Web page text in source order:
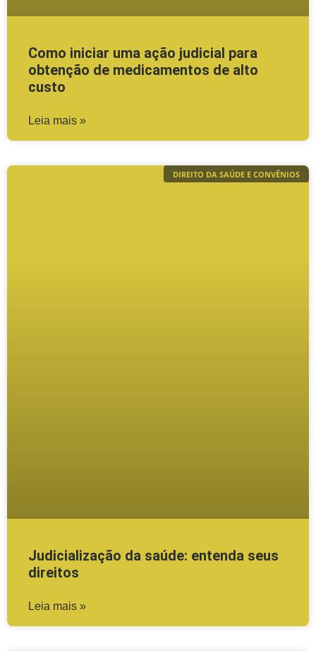
Como iniciar uma ação judicial para
obtenção de medicamentos de alto
custo
Leia mais »
DIREITO DA SAÚDE E CONVÊNIOS
Judicialização da saúde: entenda seus
direitos
Leia mais »